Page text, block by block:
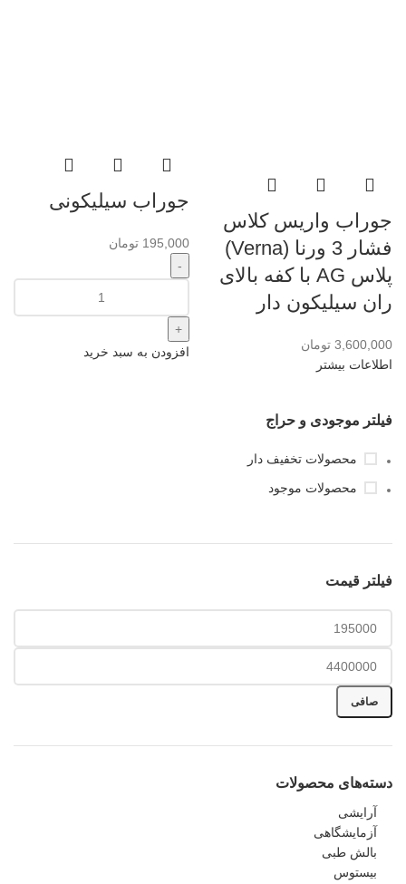
فیلتر موجودی و حراج
محصولات تخفیف دار
محصولات موجود
فیلتر قیمت
صافی
دسته‌های محصولات
آرایشی
آزمایشگاهی
بالش طبی
بیستوس
جوراب واریس کلاس
فشار 3 ورنا (Verna)
پلاس AG با کفه بالای
ران سیلیکون دار
3,600,000 تومان
اطلاعات بیشتر
جوراب سیلیکونی
195,000 تومان
افزودن به سبد خرید